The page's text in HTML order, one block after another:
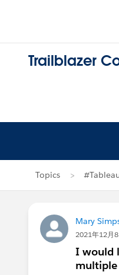
Trailblazer
Topics
Mary
2021年12月
I would
multiple